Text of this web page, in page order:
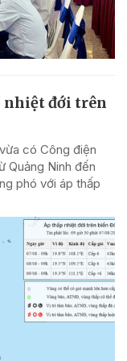
nhiệt đới trên
có Công điện
Quảng Ninh đến
phó với áp thấp